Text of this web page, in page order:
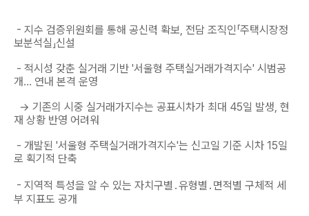
- 지수 검증위원회를 통해 공신력 확보, 전담 조직인「주택시장정
보분석실」신설
- 적시성 갖춘 실거래 기반 '서울형 주택실거래가격지수' 시범공
개… 연내 본격 운영
→ 기존의 시중 실거래가지수는 공표시차가 최대 45일 발생, 현
재 상황 반영 어려워
- 개발된 '서울형 주택실거래가격지수'는 신고일 기준 시차 15일
로 획기적 단축
- 지역적 특성을 알 수 있는 자치구별․유형별․면적별 구체적 세
부 지표도 공개